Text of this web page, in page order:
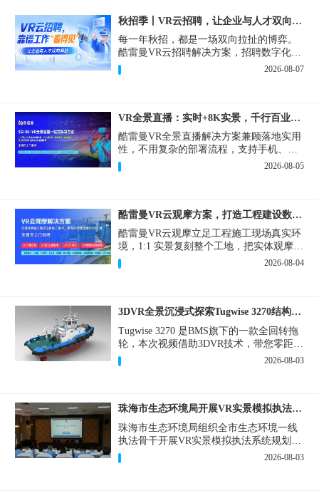
秋招季丨VR云招聘，让企业与人才双向奔赴！
每一年秋招，都是一场双向拉扯的博弈。
酷雷曼VR云招聘解决方案，招聘数字化的
实用工具，告别“信息博弈”，真正实现企
业与人才双向奔赴。
2026-08-07
VR全景直播：实时+8K实景，千行百业的数字化利器
酷雷曼VR全景直播解决方案兼顾落地实用
性，不用复杂的部署流程，支持手机、网
页多端访问，解决各行各业 “看得见、信
得过、降成本、提转化” 的实际难题。
2026-08-05
酷雷曼VR云观摩方案，打造工程建设数字化观摩新范式
酷雷曼VR云观摩立足工程施工现场真实环
境，1:1 实景复刻整个工地，把实体观摩会
完整搬到云端线上，兼顾线下实体观摩与
线上云观摩双重需求，为施工单位、建设
2026-08-04
3DVR全景沉浸式探索Tugwise 3270结构一览
Tugwise 3270 是BMS旗下的一款全回转拖
轮，本次视频借助3DVR技术，带您零距离
透视这艘拖轮的内外构造，沉浸式探索每
一处细节。
2026-08-03
珠海市生态环境局开展VR实景模拟执法专题培训
珠海市生态环境局组织全市生态环境一线
执法骨干开展VR实景模拟执法系统规划建
设和教学培训，持续推进科技赋能生态环
境执法，夯实队伍办案“基本功”。
2026-08-03